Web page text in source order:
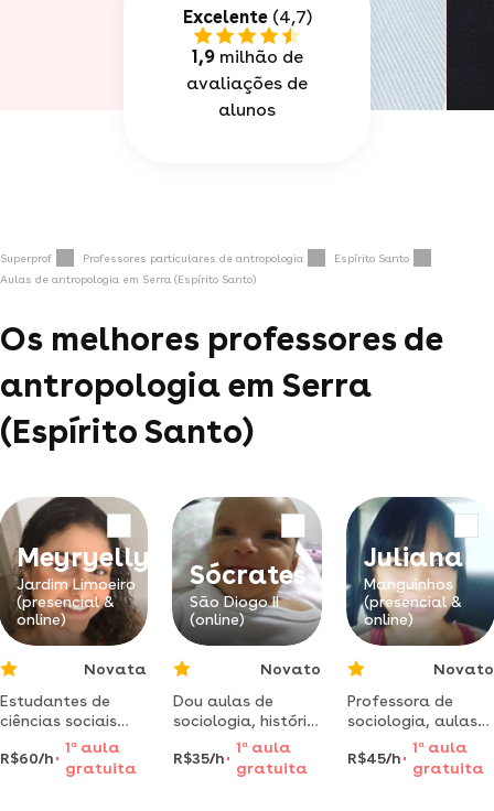
Excelente(4,7)
1,9milhão de
avaliações de
alunos
Superprof Professores particulares de antropologia
Espírito Santo
Aulas de antropologia em Serra (Espírito Santo)
Os melhores professores de
antropologia em Serra
(Espírito Santo)
Meyryelly
Jardim Limoeiro
(presencial &
online)
Novata
Estudantes de
ciências sociais
dou aula de
sociologia quem
quiser só me
R$60/h
1 aaula
gratuita
Sócrates
São Diogo II
(online)
Novato
Dou aulas de
sociologia, história
e filosofia para
ensino médio na
R$35/h
1 a aula
gratuita
Juliana
Manguinhos
(presencial &
online)
Novato
Professora de
sociologia, aulas
para o ensino
médio e superior
atendo em toda
R$45/h
1 aaula
gratuita